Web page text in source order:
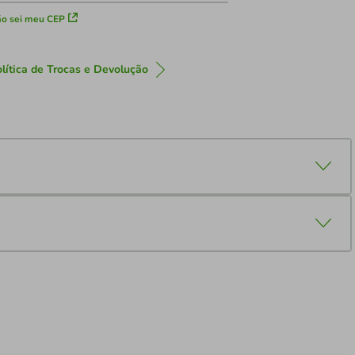
sei meu CEP
de Trocas e Devolução